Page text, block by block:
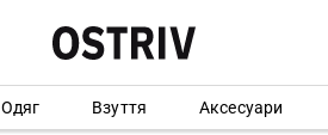
Одяг Взуття Аксесуари